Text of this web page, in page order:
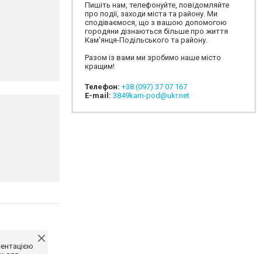
Пишіть нам, телефонуйте, повідомляйте
про події, заходи міста та району. Ми
сподіваємося, що з вашою допомогою
городяни дізнаються більше про життя
Кам'янця-Подільського та району.
Разом із вами ми зробимо наше місто
кращим!
Телефон: +38 (097) 37 07 167
E-mail: 3849kam-pod@ukr.net